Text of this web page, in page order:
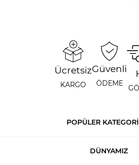
Ücretsiz
KARGO
Güvenli
ÖDEME
POPÜLER
DÜNYAMIZ